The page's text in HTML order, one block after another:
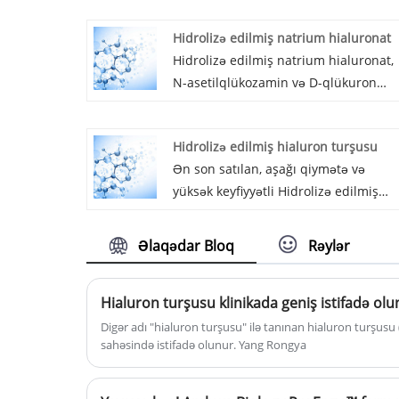
Hidrolizə edilmiş natrium hialuronat
Hidrolizə edilmiş natrium hialuronat,
N-asetilqlükozamin və D-qlükuron
turşulu mukopolisakkariddir.
Hüceyrələrarası matrisin (ICM) və
hüceyrədənkənar matrisin (ECM) əsas
Hidrolizə edilmiş hialuron turşusu
Ən son satılan, aşağı qiymətə və
yüksək keyfiyyətli Hidrolizə edilmiş
fabrikimizə gəlməyinizə xoş gəlmisiniz,
AMHWA® sizinlə əməkdaşlığa ümid
edir.
Əlaqədar Bloq Rəylər
Hialuron turşusu klinikada geniş istifadə
Digər adı "hialuron turşusu" ilə tanınan hialuron
sahəsində istifadə olunur. Yang Rongya